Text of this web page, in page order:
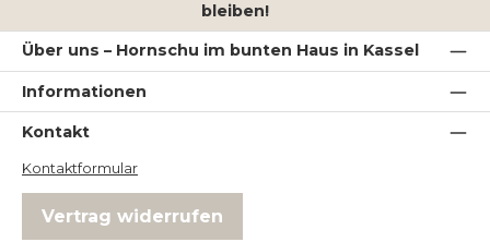
bleiben!
Über uns – Hornschu im bunten Haus in Kassel
Informationen
Kontakt
Kontaktformular
Vertrag widerrufen